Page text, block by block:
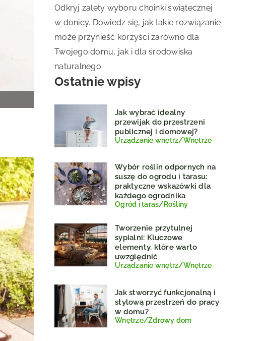
Odkryj zalety wyboru choinki świątecznej
w donicy. Dowiedz się, jak takie rozwiązanie
może przynieść korzyści zarówno dla
Twojego domu, jak i dla środowiska
naturalnego.
Ostatnie wpisy
Jak wybrać idealny
przewijak do przestrzeni
publicznej i domowej?
Urządzanie wnętrz/Wnętrze
Wybór roślin odpornych na
suszę do ogrodu i tarasu:
praktyczne wskazówki dla
każdego ogrodnika
Ogród i taras/Rośliny
Tworzenie przytulnej
sypialni: Kluczowe
elementy, które warto
uwzględnić
Urządzanie wnętrz/Wnętrze
Jak stworzyć funkcjonalną i
stylową przestrzeń do pracy
w domu?
Wnętrze/Zdrowy dom